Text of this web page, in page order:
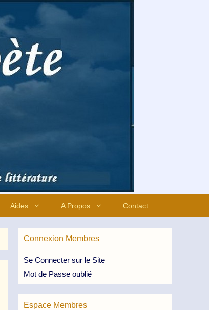
Aides A Propos Contact
Connexion Membres
Se Connecter sur le Site
Mot de Passe oublié
Espace Membres